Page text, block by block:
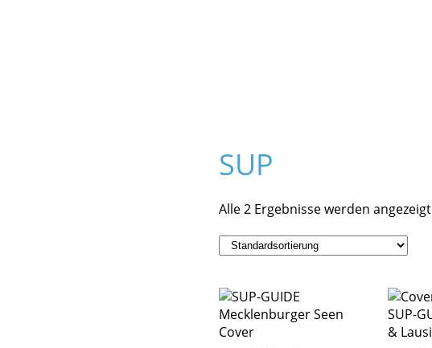
SUP
Alle 2 Ergebnisse werden angezeigt